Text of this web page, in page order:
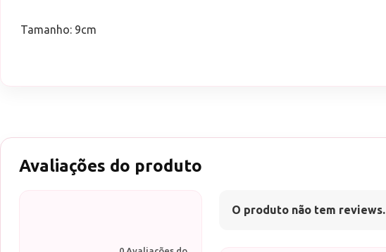
Tamanho: 9cm
Avaliações do produto
O produto não tem reviews.